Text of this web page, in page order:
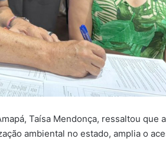
Taísa Mendonça, ressaltou que
ambiental no estado, amplia o